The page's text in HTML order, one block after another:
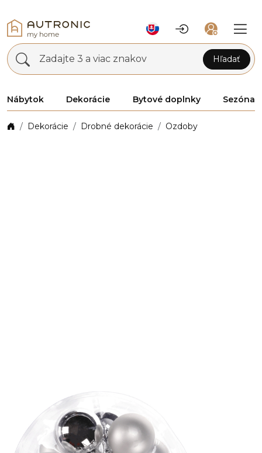
Zadajte 3 a viac znakov Hľadať
Nábytok Dekorácie Bytové doplnky Sezóna
Dekorácie Drobné dekorácie Ozdoby